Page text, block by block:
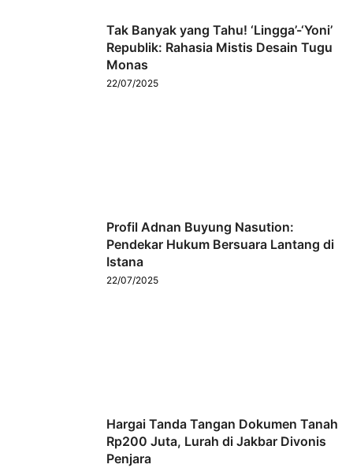
Tak Banyak yang Tahu! ‘Lingga’-‘Yoni’
Republik: Rahasia Mistis Desain Tugu
Monas
22/07/2025
Profil Adnan Buyung Nasution:
Pendekar Hukum Bersuara Lantang di
Istana
22/07/2025
Hargai Tanda Tangan Dokumen Tanah
Rp200 Juta, Lurah di Jakbar Divonis
Penjara